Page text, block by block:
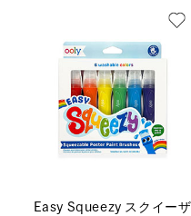
Easy Squeezy スクイーザ